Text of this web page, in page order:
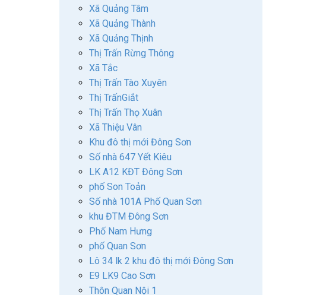
Xã Quảng Tâm
Xã Quảng Thành
Xã Quảng Thịnh
Thị Trấn Rừng Thông
Xã Tắc
Thị Trấn Tào Xuyên
Thị TrấnGiắt
Thị Trấn Thọ Xuân
Xã Thiệu Vân
Khu đô thị mới Đông Sơn
Số nhà 647 Yết Kiêu
LK A12 KĐT Đông Sơn
phố Son Toản
Số nhà 101A Phố Quan Sơn
khu ĐTM Đông Sơn
Phố Nam Hưng
phố Quan Sơn
Lô 34 lk 2 khu đô thị mới Đông Sơn
E9 LK9 Cao Sơn
Thôn Quan Nội 1